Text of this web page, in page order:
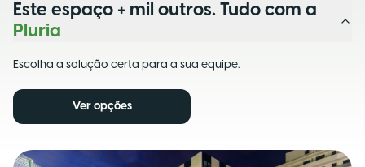
Este espaço + mil outros. Tudo com a
Pluria
Escolha a solução certa para a sua equipe.
Ver opções